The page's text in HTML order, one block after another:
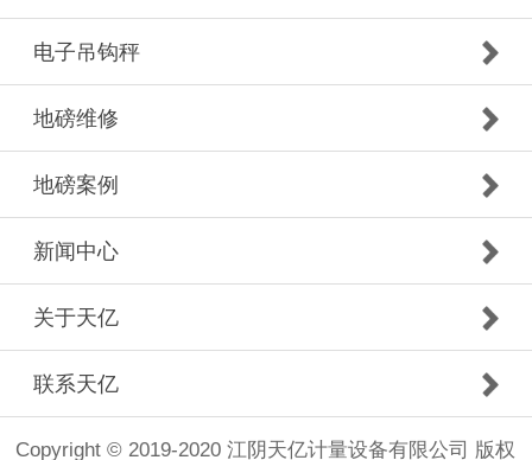
电子吊钩秤
地磅维修
地磅案例
新闻中心
关于天亿
联系天亿
Copyright © 2019-2020 江阴天亿计量设备有限公司 版权